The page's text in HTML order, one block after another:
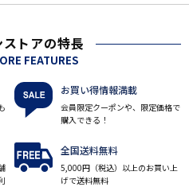
トアの特長
FEATURES
お買い得情報満載
会員限定クーポンや、限定価格で
購入できる！
全国送料無料
5,000円（税込）以上のお買い上
げで送料無料